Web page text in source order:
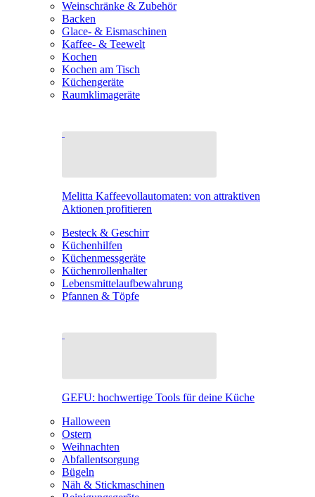
Weinschränke & Zubehör
Backen
Glace- & Eismaschinen
Kaffee- & Teewelt
Kochen
Kochen am Tisch
Küchengeräte
Raumklimageräte
Melitta Kaffeevollautomaten: von attraktiven
Aktionen profitieren
Besteck & Geschirr
Küchenhilfen
Küchenmessgeräte
Küchenrollenhalter
Lebensmittelaufbewahrung
Pfannen & Töpfe
GEFU: hochwertige Tools für deine Küche
Halloween
Ostern
Weihnachten
Abfallentsorgung
Bügeln
Näh & Stickmaschinen